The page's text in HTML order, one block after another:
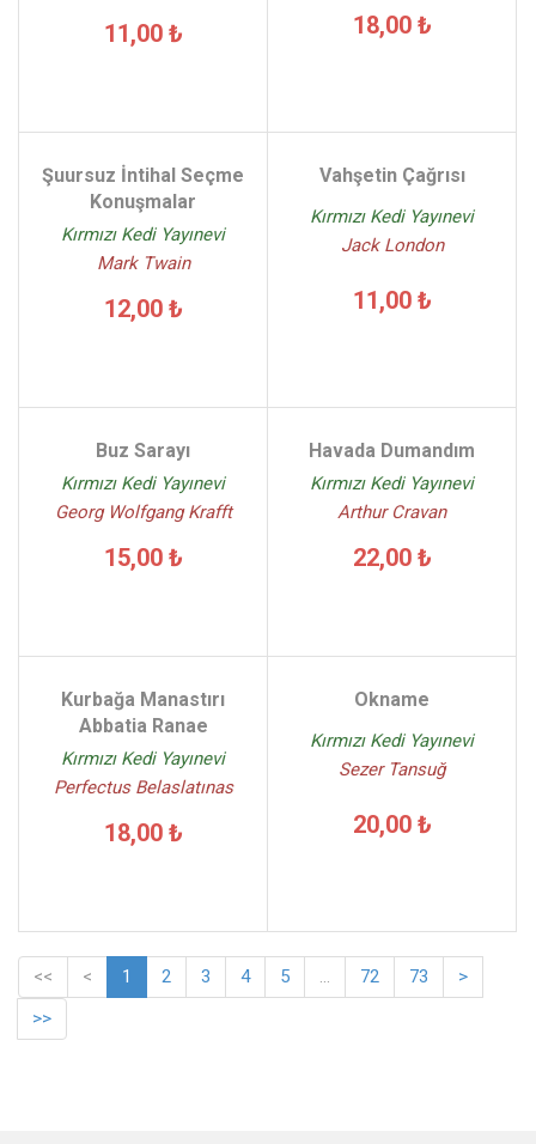
11,00 ₺ 18,00 ₺
Şuursuz İntihal Seçme
Konuşmalar
Kırmızı Kedi Yayınevi
Mark Twain
12,00 ₺
Vahşetin Çağrısı
Kırmızı Kedi Yayınevi
Jack London
11,00 ₺
Buz Sarayı
Kırmızı Kedi Yayınevi
Georg Wolfgang Krafft
15,00 ₺
Havada Dumandım
Kırmızı Kedi Yayınevi
Arthur Cravan
22,00 ₺
Kurbağa Manastırı
Abbatia Ranae
Kırmızı Kedi Yayınevi
Perfectus Belaslatınas
18,00 ₺
Okname
Kırmızı Kedi Yayınevi
Sezer Tansuğ
20,00 ₺
<< < 1 2 3 4 5 ... 72 73
>
>>